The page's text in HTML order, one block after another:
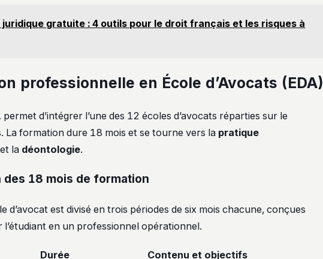
juridique gratuite : 4 outils pour le droit français et les risques à
professionnelle en École d’Avocats (EDA)
permet d’intégrer l’une des 12 écoles d’avocats réparties sur le
La formation dure 18 mois et se tourne vers la pratique
et la déontologie.
des 18 mois de formation
d’avocat est divisé en trois périodes de six mois chacune, conçues
en un professionnel opérationnel.
Durée Contenu et objectifs